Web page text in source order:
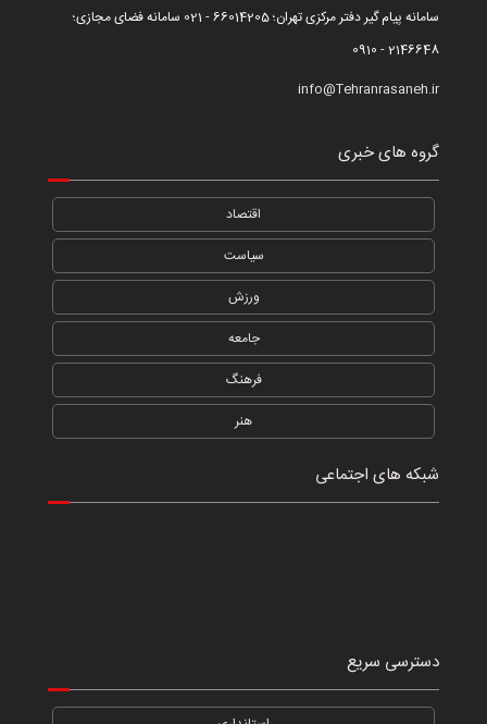
سامانه پیام گیر دفتر مرکزی تهران؛ 66014205 - 021 سامانه فضای مجازی؛
2146648 - 0910
info@Tehranrasaneh.ir
گروه های خبری
اقتصاد
سیاست
ورزش
جامعه
فرهنگ
هنر
شبکه های اجتماعی
دسترسی سریع